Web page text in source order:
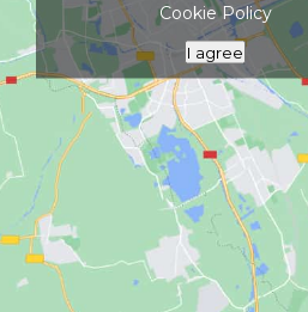
Cookie Policy
I agree
#